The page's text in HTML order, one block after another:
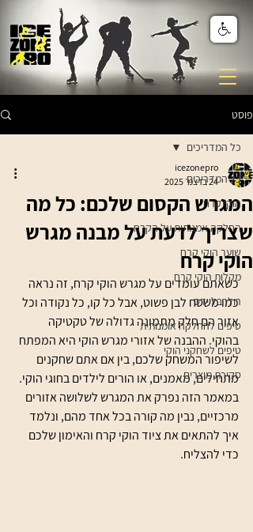
פוסט
כל המדריכים
הוקי קרח
החלקה אמנותית על הקרח
שוער הוקי קרח
מקלות הוקי קרח
רולרבליידס
טיפים להחלקה אומנותית
טיפים לשחקני הוקי
סקירת מוצרים
כל המדריכים
המגרש הקסום שלכם: כל מה
שצריך לדעת על מבנה מגרש
הוקי קרח
icezonepro
24 בדצמ׳ 2025
כשאתם עומדים על מגרש הוקי קרח, זה נראה
כמו משטח לבן פשוט, אבל כל קו, כל נקודה וכל
אזור הם חלק מתמונה גדולה של טקטיקה
בהוקי. ההבנה של אזורי מגרש הוקי היא המפתח
לשיפור המשחק שלכם, בין אם אתם שחקנים
מתחילים, מאמנים, או הורים לילדים בחוגי הוקי.
במאמר הזה נפרק את המגרש לשלושה אזורים
מרכזיים, נבין מה קורה בכל אחד מהם, ונלמד
איך להתאים את ציוד הוקי קרח והאימון שלכם
כדי להצליח.